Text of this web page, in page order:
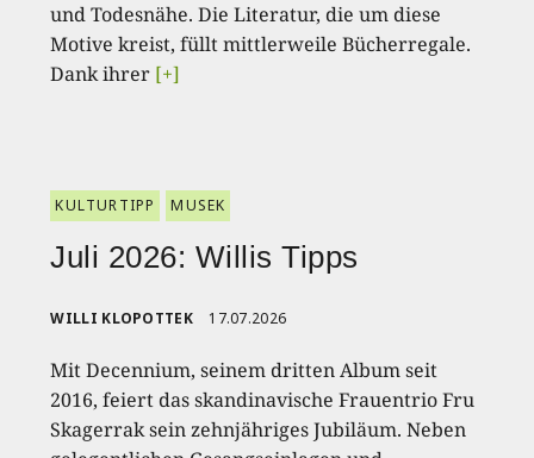
und Todesnähe. Die Literatur, die um diese
Motive kreist, füllt mittlerweile Bücherregale.
Dank ihrer [+]
KULTURTIPP MUSEK
Juli 2026: Willis Tipps
WILLI KLOPOTTEK 17.07.2026
Mit Decennium, seinem dritten Album seit
2016, feiert das skandinavische Frauentrio Fru
Skagerrak sein zehnjähriges Jubiläum. Neben